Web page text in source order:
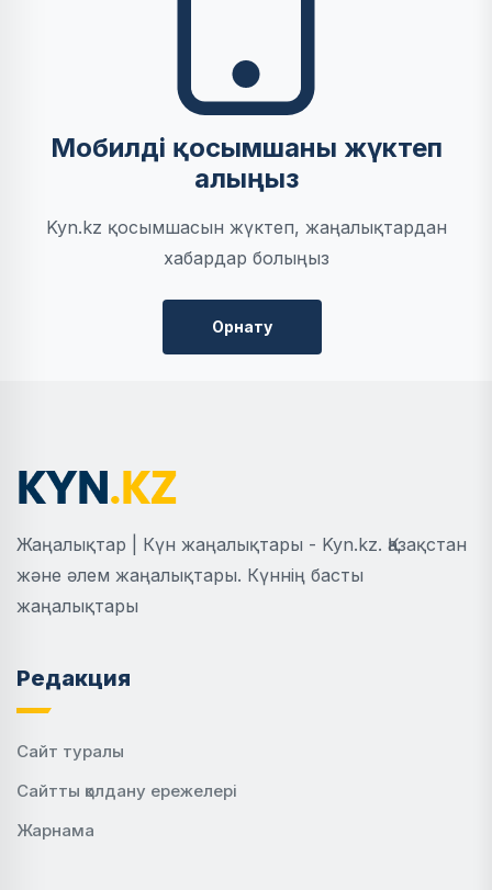
Мобилді қосымшаны жүктеп
алыңыз
Kyn.kz қосымшасын жүктеп, жаңалықтардан
хабардар болыңыз
Орнату
Жаңалықтар | Күн жаңалықтары - Kyn.kz. Қазақстан
және әлем жаңалықтары. Күннің басты
жаңалықтары
Редакция
Сайт туралы
Сайтты қолдану ережелері
Жарнама